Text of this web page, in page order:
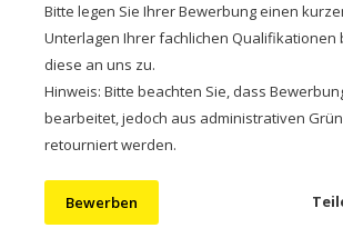
Bitte legen Sie Ihrer Bewerbung einen
Unterlagen Ihrer fachlichen Qualifikationen
diese an uns zu.
Hinweis: Bitte beachten Sie, dass
bearbeitet, jedoch aus administrativen
retourniert werden.
Bewerben